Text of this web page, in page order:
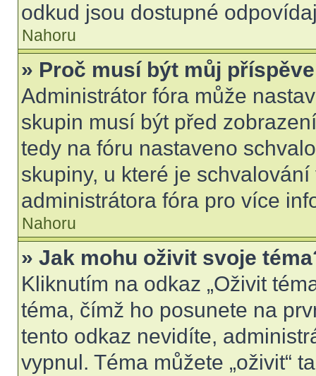
odkud jsou dostupné
Nahoru
» Proč musí být můj
Administrátor fóra může
skupin musí být před
tedy na fóru nastaveno
skupiny, u které je
administrátora fóra pro více
Nahoru
» Jak mohu oživit svoje
Kliknutím na odkaz „Oživit
téma, čímž ho posunete na
tento odkaz nevidíte,
vypnul. Téma můžete „oživit“